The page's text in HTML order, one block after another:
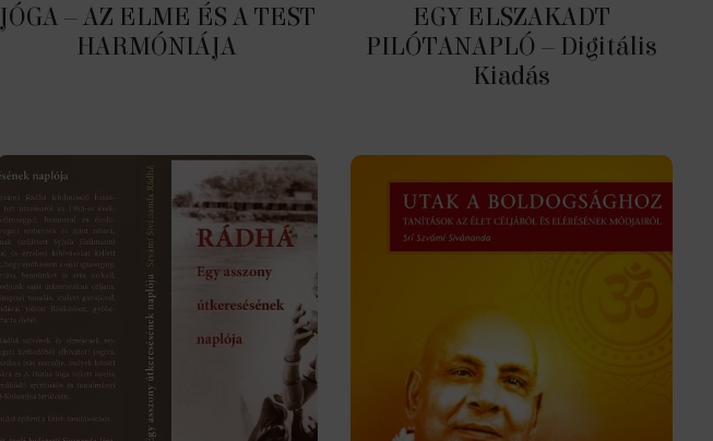
JÓGA – AZ ELME ÉS A TEST
HARMÓNIÁJA
EGY ELSZAKADT
PILÓTANAPLÓ – Digitális
Kiadás